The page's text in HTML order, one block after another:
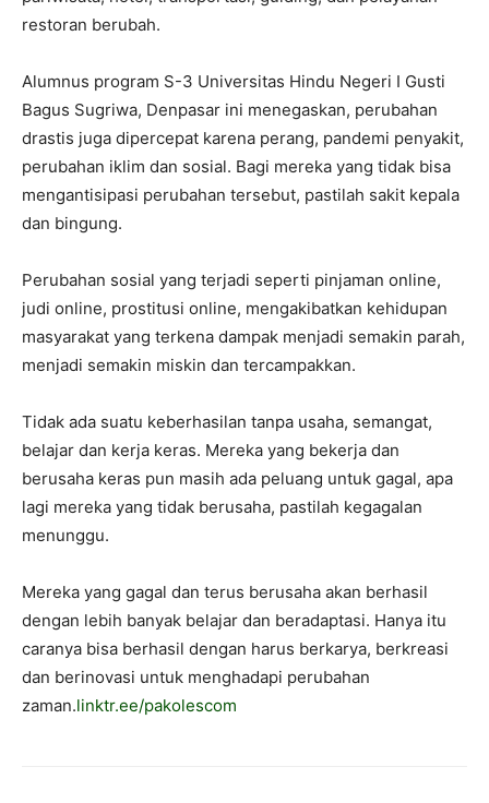
restoran berubah.
Alumnus program S-3 Universitas Hindu Negeri I Gusti
Bagus Sugriwa, Denpasar ini menegaskan, perubahan
drastis juga dipercepat karena perang, pandemi penyakit,
perubahan iklim dan sosial. Bagi mereka yang tidak bisa
mengantisipasi perubahan tersebut, pastilah sakit kepala
dan bingung.
Perubahan sosial yang terjadi seperti pinjaman online,
judi online, prostitusi online, mengakibatkan kehidupan
masyarakat yang terkena dampak menjadi semakin parah,
menjadi semakin miskin dan tercampakkan.
Tidak ada suatu keberhasilan tanpa usaha, semangat,
belajar dan kerja keras. Mereka yang bekerja dan
berusaha keras pun masih ada peluang untuk gagal, apa
lagi mereka yang tidak berusaha, pastilah kegagalan
menunggu.
Mereka yang gagal dan terus berusaha akan berhasil
dengan lebih banyak belajar dan beradaptasi. Hanya itu
caranya bisa berhasil dengan harus berkarya, berkreasi
dan berinovasi untuk menghadapi perubahan
zaman.linktr.ee/pakolescom